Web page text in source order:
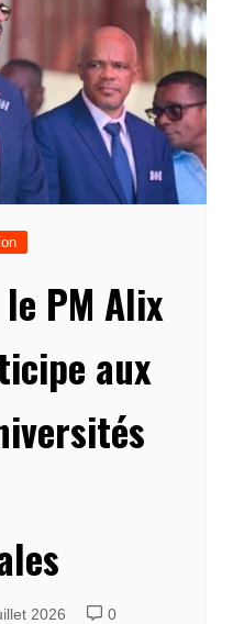
PM Alix
aux
2026 0